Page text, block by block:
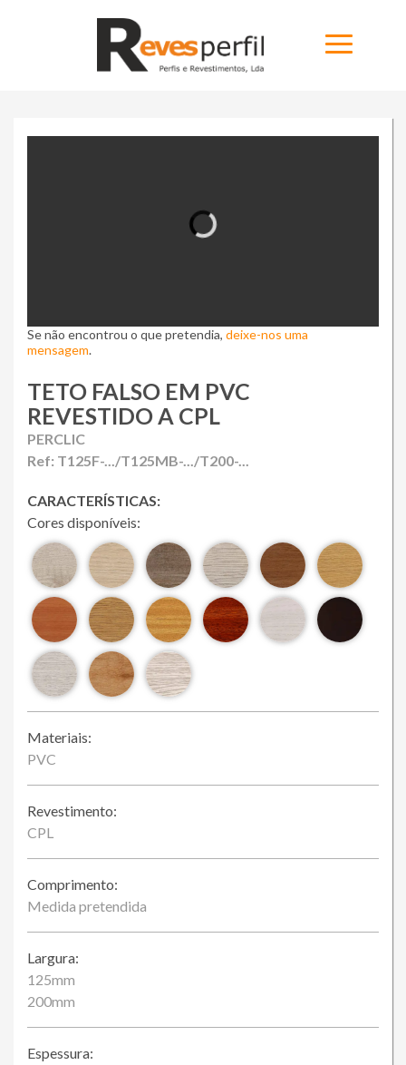
Novidades
Sobre
Loja Online
Se não encontrou o que pretendia, deixe-nos uma
mensagem.
TETO FALSO EM PVC
REVESTIDO A CPL
PERCLIC
Ref: T125F-.../T125MB-.../T200-...
CARACTERÍSTICAS:
Cores disponíveis:
Materiais:
PVC
Revestimento:
CPL
Comprimento:
Medida pretendida
Largura:
125mm
200mm
Espessura: